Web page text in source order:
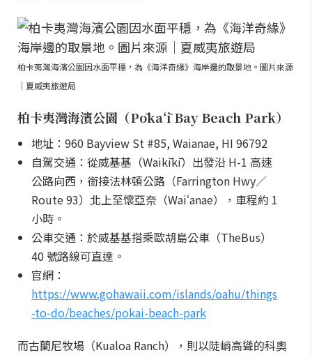
柏卡夷灣海濱公園因水面平穩，為《海洋奇緣》海岸邊的取景地。圖片來源
｜夏威夷旅遊局
柏卡夷灣海濱公園（Pōkaʻī Bay Beach Park）
地址：960 Bayview St #85, Waianae, HI 96792
自駕交通：從威基基（Waikīkī）出發沿 H-1 高速
公路向西，銜接法林頓公路（Farrington Hwy／
Route 93）北上至懷亞奈（Waiʻanae），車程約 1
小時。
公車交通：於威基基搭乘歐胡島公車（TheBus）
40 號路線可直達。
官網：
https://www.gohawaii.com/islands/oahu/things
-to-do/beaches/pokai-beach-park
而古蘭尼牧場（Kualoa Ranch），則以陡峭高聳的科奧